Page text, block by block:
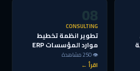
08
CONSULTING
تطوير انظمة تخطيط
موارد المؤسسات ERP
👁 250 مشاهدة
اقرأ ←